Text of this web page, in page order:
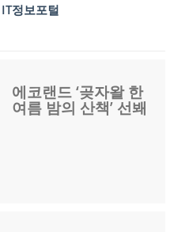
IT정보포털
에코랜드 ‘곶자왈 한
여름 밤의 산책’ 선봬